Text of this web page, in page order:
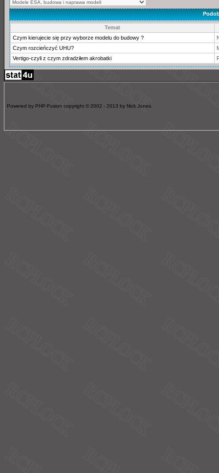
Temat
Czym kierujecie się przy wyborze modelu do budowy ?
Czym rozcieńczyć UHU?
Vertigo-czyli z czym zdradziłem akrobatki
Powered by PHP-Fusion copyright © 2002 - 2013 by Nick Jones.